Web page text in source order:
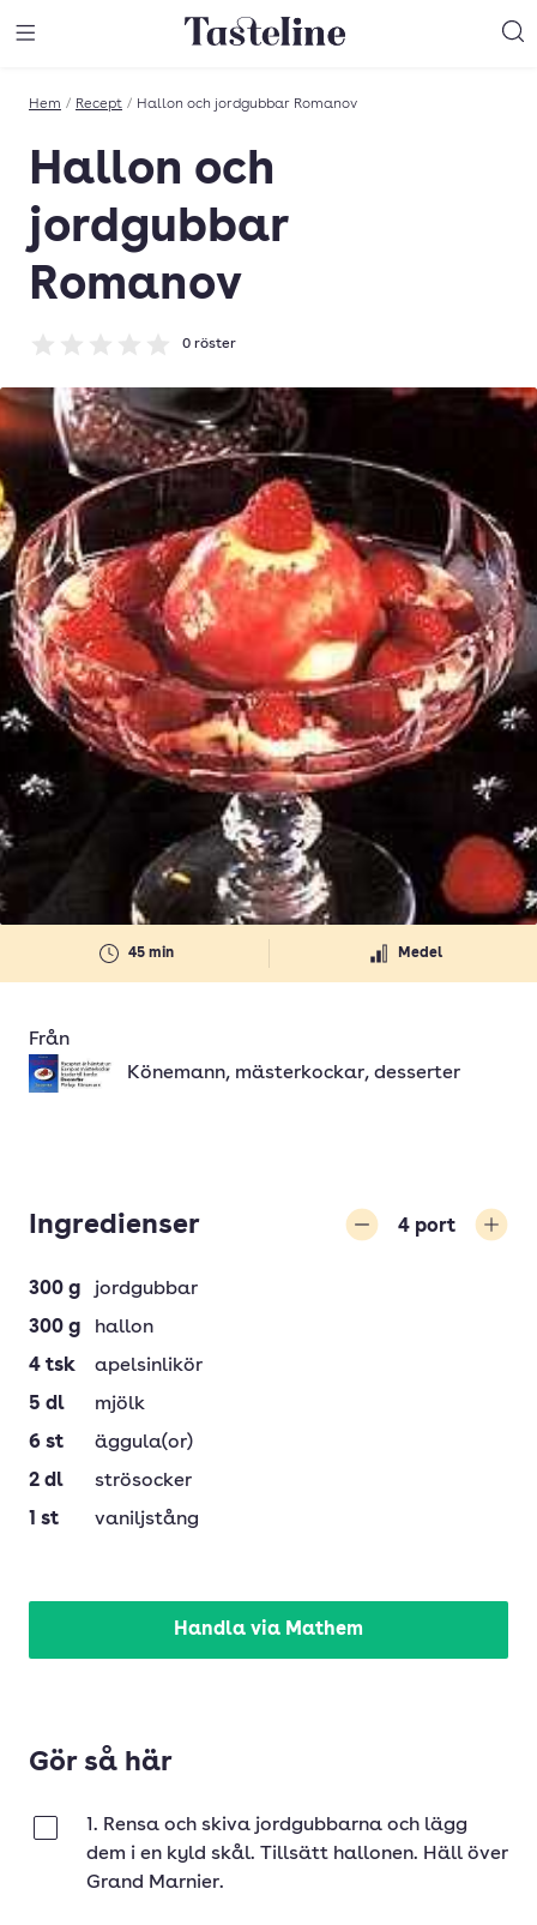
Till Tastelines startsida
Hem / Recept / Hallon och jordgubbar Romanov
Hallon och
jordgubbar
Romanov
Betyg: 0 av 5
0 röster
45 min Medel
Från
Könemann, mästerkockar, desserter
Ingredienser 4 port
300 g
jordgubbar
300 g
hallon
4 tsk
apelsinlikör
5 dl
mjölk
6 st
äggula(or)
2 dl
strösocker
1 st vaniljstång
Handla via Mathem
Gör så här
1. Rensa och skiva jordgubbarna och lägg
dem i en kyld skål. Tillsätt hallonen. Häll över
Grand Marnier.